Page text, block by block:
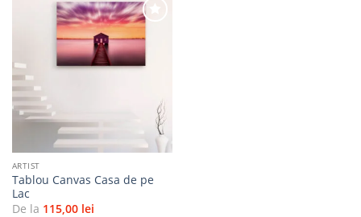
Adaugă
ARTIST
Tablou Canvas Casa de pe
Lac
De la 115,00 lei